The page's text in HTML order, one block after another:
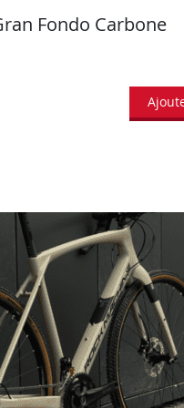
Fondo Carbone